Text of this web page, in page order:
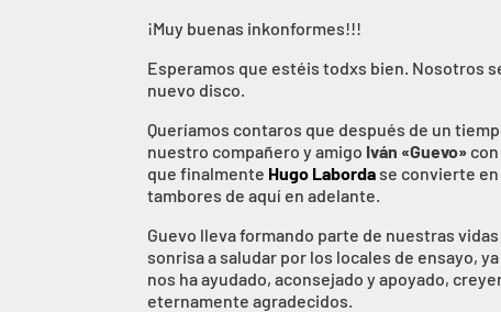
¡Muy buenas inkonformes!!!
Esperamos que estéis todxs bien. Nosotros
nuevo disco.
Queríamos contaros que después de un
nuestro compañero y amigo Iván «Guevo» con
que finalmente Hugo Laborda se convierte
tambores de aquí en adelante.
Guevo lleva formando parte de nuestras
sonrisa a saludar por los locales de ensayo,
nos ha ayudado, aconsejado y apoyado,
eternamente agradecidos.